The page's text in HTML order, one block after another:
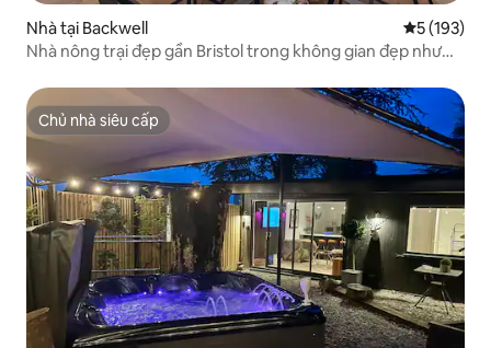
Nhà tại Backwell Xếp hạng
5 (193)
Nhà nông trại đẹp gần Bristol trong không gian đẹp như
Chủ nhà siêu cấp
Chủ nhà siêu cấp